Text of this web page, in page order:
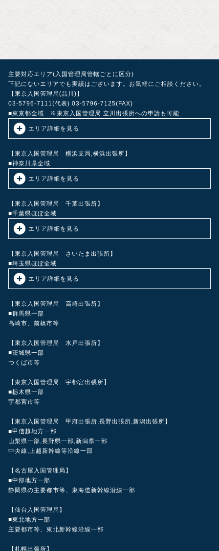
主要対応エリア(入国管理局管轄ごとに区分)
下記にないエリアでも実績はございます。お気軽にご相談ください。
【東京入国管理局(品川)】
03-5796-7111(代表) 03-5796-7125(FAX)
■東京都全域 ※東京入国管理局 立川出張所への申請も可能
エリア詳細を見る
区・江東区・品川区・渋谷区・新宿区・杉並区・墨田区・世田谷区・
台東区・中央区・千代田区・豊島区・中野区・練馬区・文京区・港
区・目黒区） 昭島市、あきる野市、 稲城市、 青梅市、 奥多摩町、 清
瀬市、 国立市、 小金井市、 国分寺市、 小平市、 狛江市、 立川市、
山市、 東大和市、 日野市、 日の出町、 檜原村、 府中市、 福生市、
町田市、 瑞穂町、 三鷹市、 武蔵野市、 武蔵村山市等
【東京入国管理局 横浜支局,横浜出張所】
■神奈川県全域
エリア詳細を見る
区・泉区・旭区・瀬谷区・港北区・都筑区・緑区・青葉区・鶴見区・
保土ヶ谷区・神奈川区）川崎市（川崎区・幸区・中原区・高津区・宮
前区・多摩区・麻生区）、横須賀市・三浦市・逗子市・藤沢市・茅ヶ
崎市・平塚市・相模原市・秦野市・厚木市・大和市・座間市・海老名
【東京入国管理局 千葉出張所】
■千葉県ほぼ全域
エリア詳細を見る
市・野田市等
【東京入国管理局 さいたま出張所】
■埼玉県ほぼ全域
エリア詳細を見る
市、越谷市、和光市、上尾市、志木市、春日部市、朝霞市、新座市、
所沢市、川越市、入間市、蓮田市、富士見市、狭山市、行田市、東松
山市、飯能市、本庄市等
【東京入国管理局 高崎出張所】
■群馬県一部
高崎市、前橋市等
【東京入国管理局 水戸出張所】
■茨城県一部
つくば市等
【東京入国管理局 宇都宮出張所】
■栃木県一部
宇都宮市等
【東京入国管理局 甲府出張所,長野出張所,新潟出張所】
■甲信越地方一部
山梨県一部,長野県一部,新潟県一部
中央線,上越新幹線等沿線一部
【名古屋入国管理局】
■中部地方一部
静岡県の主要都市等、東海道新幹線沿線一部
【仙台入国管理局】
■東北地方一部
主要都市等、東北新幹線沿線一部
【札幌出張所】